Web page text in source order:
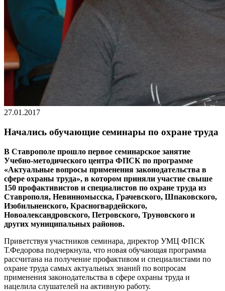
27.01.2017
Начались обучающие семинары по охране труда
В Ставрополе прошло первое семинарское занятие
Учебно-методического центра ФПСК по программе
«Актуальные вопросы применения законодательства в
сфере охраны труда», в котором приняли участие свыше
150 профактивистов и специалистов по охране труда из
Ставрополя, Невинномысска, Грачевского, Шпаковского,
Изобильненского, Красногвардейского,
Новоалександровского, Петровского, Труновского и
других муниципальных районов.
Приветствуя участников семинара, директор УМЦ ФПСК
Т.Федорова подчеркнула, что новая обучающая программа
рассчитана на получение профактивом и специалистами по
охране труда самых актуальных знаний по вопросам
применения законодательства в сфере охраны труда и
нацелила слушателей на активную работу.